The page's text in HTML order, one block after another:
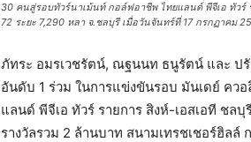
30 คนสู่รอบทัวร์นาเม้นท์ กอล์ฟอาชีพ ไทยแลนด์ พีจีเอ ทัวร์
72 ระยะ 7,290 หลา จ.ชลบุรี เมื่อวันจันทร์ที่ 17 กรกฏาคม
ภัทระ อมรเวชรัตน์, ณฐนนท ธนูรัตน์ และ ป
อันดับ 1 ร่วม ในการแข่งขันรอบ มันเดย์ ค
แลนด์ พีจีเอ ทัวร์ รายการ สิงห์-เอสเอที ชล
รางวัลรวม 2 ล้านบาท สนามเทรชเชอร์ฮิล